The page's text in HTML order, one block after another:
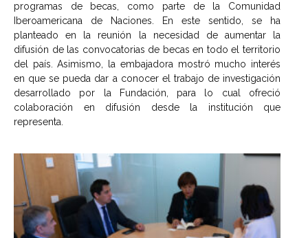
programas de becas, como parte de la Comunidad
Iberoamericana de Naciones. En este sentido, se ha
planteado en la reunión la necesidad de aumentar la
difusión de las convocatorias de becas en todo el territorio
del país. Asimismo, la embajadora mostró mucho interés
en que se pueda dar a conocer el trabajo de investigación
desarrollado por la Fundación, para lo cual ofreció
colaboración en difusión desde la institución que
representa.